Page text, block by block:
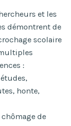
et les
démontrent de
scolaire
:
honte,
de